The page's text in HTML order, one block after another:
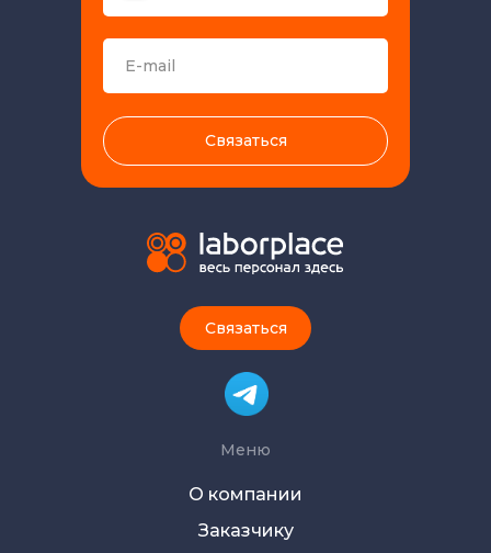
Связаться
Меню
О компании
Заказчику
Связаться